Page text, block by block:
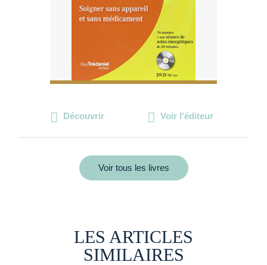
Découvrir Voir l'éditeur
Voir tous les livres
LES ARTICLES
SIMILAIRES